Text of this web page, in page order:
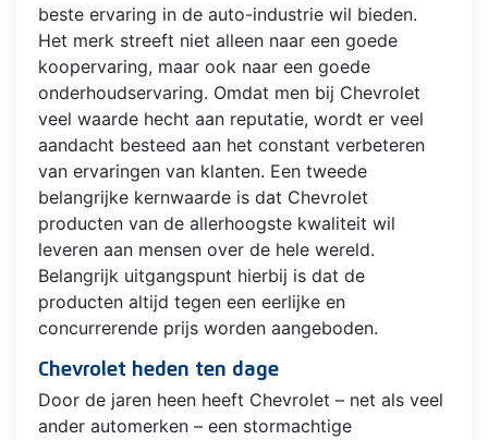
beste ervaring in de auto-industrie wil bieden.
Het merk streeft niet alleen naar een goede
koopervaring, maar ook naar een goede
onderhoudservaring. Omdat men bij Chevrolet
veel waarde hecht aan reputatie, wordt er veel
aandacht besteed aan het constant verbeteren
van ervaringen van klanten. Een tweede
belangrijke kernwaarde is dat Chevrolet
producten van de allerhoogste kwaliteit wil
leveren aan mensen over de hele wereld.
Belangrijk uitgangspunt hierbij is dat de
producten altijd tegen een eerlijke en
concurrerende prijs worden aangeboden.
Chevrolet heden ten dage
Door de jaren heen heeft Chevrolet – net als veel
ander automerken – een stormachtige